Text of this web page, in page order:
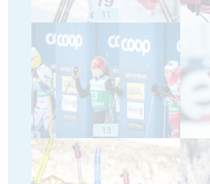
11
13